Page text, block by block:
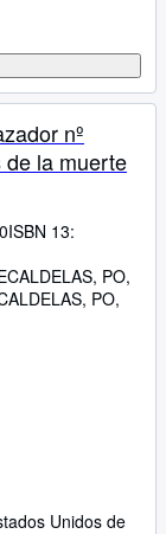
nº
la muerte
ISBN 13:
PO,
PO,
Unidos de